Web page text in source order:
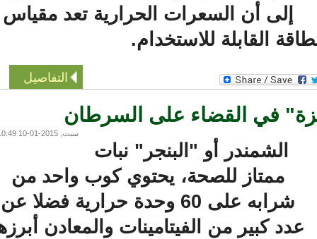
إلى أن السعرات الحرارية تعد مقياس
القابلة للاستخدام.
التفاصيل
في القضاء على السرطان
سبت, 2015-01-10 10:49
الشمندر أو "البنجر" نبات
ممتاز للصحة، يحتوي كوب واحد من
شرابه على 60 وحدة حرارية فضلا عن
كبير من الفيتامينات والمعادن أبرزها